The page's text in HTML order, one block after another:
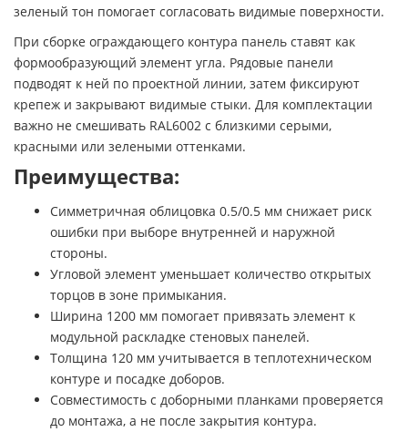
зеленый тон помогает согласовать видимые поверхности.
При сборке ограждающего контура панель ставят как
формообразующий элемент угла. Рядовые панели
подводят к ней по проектной линии, затем фиксируют
крепеж и закрывают видимые стыки. Для комплектации
важно не смешивать RAL6002 с близкими серыми,
красными или зелеными оттенками.
Преимущества:
Симметричная облицовка 0.5/0.5 мм снижает риск
ошибки при выборе внутренней и наружной
стороны.
Угловой элемент уменьшает количество открытых
торцов в зоне примыкания.
Ширина 1200 мм помогает привязать элемент к
модульной раскладке стеновых панелей.
Толщина 120 мм учитывается в теплотехническом
контуре и посадке доборов.
Совместимость с доборными планками проверяется
до монтажа, а не после закрытия контура.